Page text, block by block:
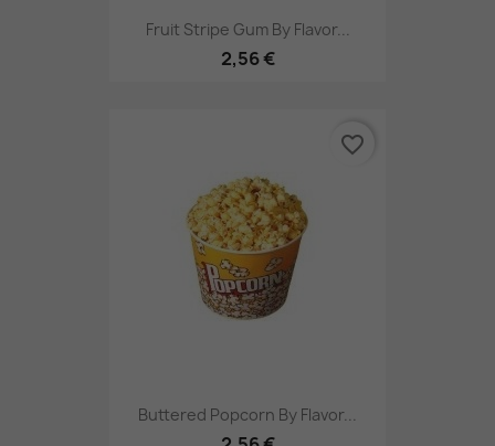
Fruit Stripe Gum By Flavor...
2,56 €
Buttered Popcorn By Flavor...
favorite_border